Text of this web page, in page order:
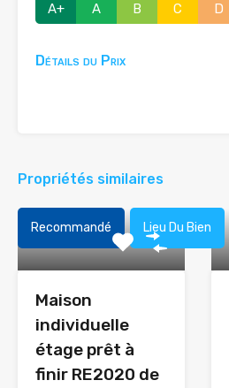
A+ A B C D
Détails du Prix
Propriétés similaires
Recommandé Lieu Du Bien
Maison
individuelle
étage prêt à
finir RE2020 de